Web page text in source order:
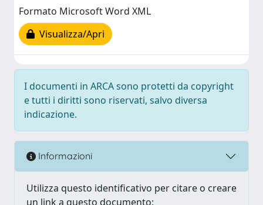
Formato Microsoft Word XML
Visualizza/Apri
I documenti in ARCA sono protetti da copyright
e tutti i diritti sono riservati, salvo diversa
indicazione.
Informazioni
Utilizza questo identificativo per citare o creare
un link a questo documento: